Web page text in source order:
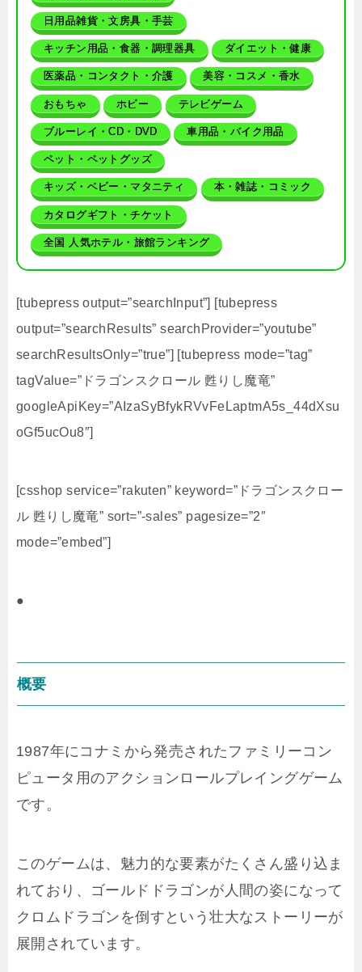
日用品雑貨・文房具・手芸
キッチン用品・食器・調理器具 ダイエット・健康
医薬品・コンタクト・介護 美容・コスメ・香水
おもちゃ ホビー テレビゲーム
ブルーレイ・CD・DVD 車用品・バイク用品
ペット・ペットグッズ
キッズ・ベビー・マタニティ 本・雑誌・コミック
カタログギフト・チケット
全国 人気ホテル・旅館ランキング
[tubepress output=”searchInput”] [tubepress
output=”searchResults” searchProvider=”youtube”
searchResultsOnly=”true”] [tubepress mode=”tag”
tagValue=”ドラゴンスクロール 甦りし魔竜”
googleApiKey=”AIzaSyBfykRVvFeLaptmA5s_44dXsu
oGf5ucOu8″]
[csshop service=”rakuten” keyword=”ドラゴンスクロー
ル 甦りし魔竜” sort=”-sales” pagesize=”2″
mode=”embed”]
●
概要
1987年にコナミから発売されたファミリーコン
ピュータ用のアクションロールプレイングゲーム
です。
このゲームは、魅力的な要素がたくさん盛り込ま
れており、ゴールドドラゴンが人間の姿になって
クロムドラゴンを倒すという壮大なストーリーが
展開されています。